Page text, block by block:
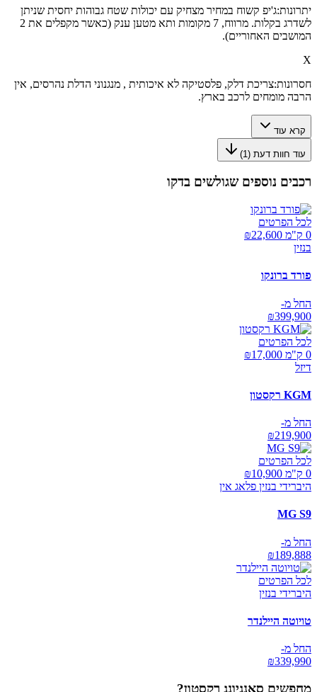
יתרונות:ג'יפ קשוח במחיר מצחיק עם יכולות שטח גבוהות יחסית שניתן
לשדרג בקלות. מרווח, 7 מקומות ותא מטען ענק (כאשר מקפלים את 2
המושבים האחוריים).
X
חסרונות:צריכת דלק, פלסטיקה לא איכותית , מנגנוני הדלת נהרסים, אין
הרבה מומחים לרכב בארץ.
קרא עוד
עוד חוות דעת (1
)
רכבים נוספים שגולשים בדקו
לכל הפרטים
0 ק"מ ₪
22,600
בנזין
פורד ברונקו
החל מ-
₪399,900
לכל הפרטים
0 ק"מ ₪
17,000
דיזל
KGM רקסטון
החל מ-
₪219,900
לכל הפרטים
0 ק"מ ₪
10,900
היברידי בנזין פלאג אין
MG S9
החל מ-
₪189,888
לכל הפרטים
היברידי בנזין
טויוטה היילנדר
החל מ-
₪339,990
מחפשים סאנגיונג רקסטון?